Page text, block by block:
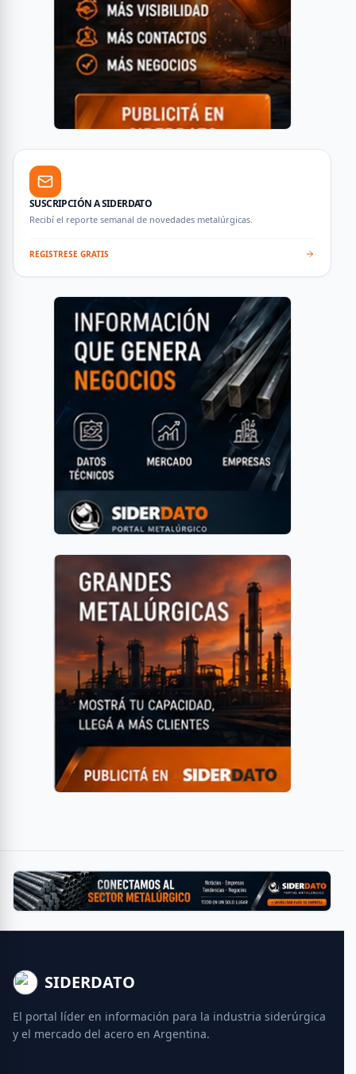
SUSCRIPCIÓN A SIDERDATO
Recibí el reporte semanal de novedades metalúrgicas.
REGISTRESE GRATIS
SIDERDATO
El portal líder en información para la industria siderúrgica
y el mercado del acero en Argentina.